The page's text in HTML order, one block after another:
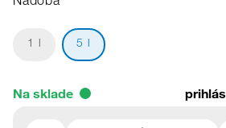
1 l 5 l
Na sklade